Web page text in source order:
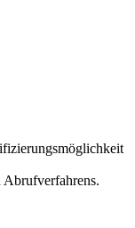
Abrufverfahrens.